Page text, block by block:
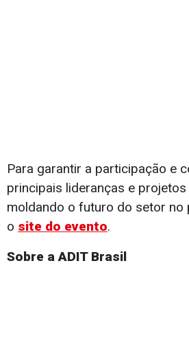
Para garantir a participação e
principais lideranças e
moldando o futuro do setor no
o site do evento.
Sobre a ADIT Brasil